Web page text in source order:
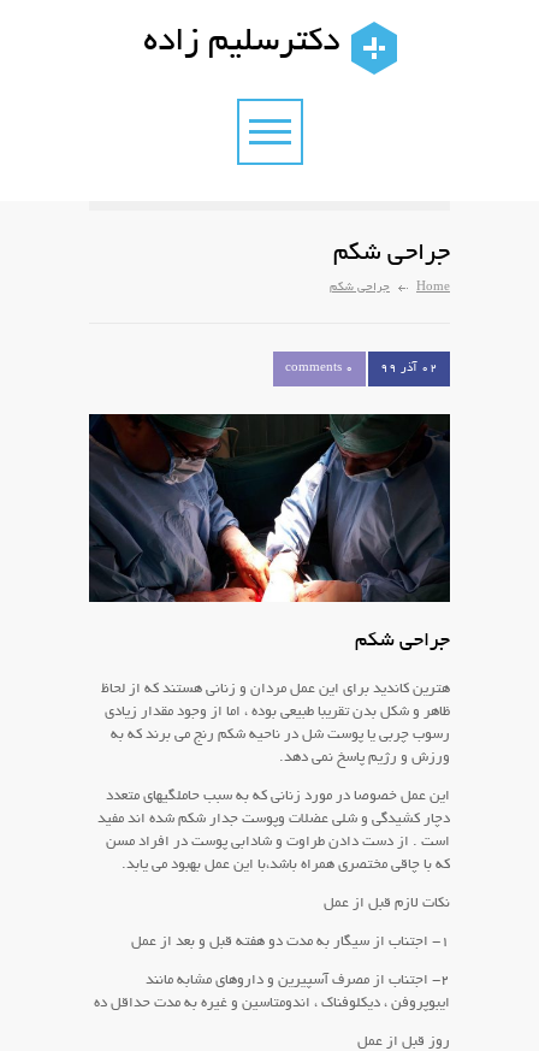
دکترسلیم زاده
جراحی شکم
Home جراحی شکم
۰۲ آذر ۹۹ 0 comments
جراحی شکم
هترین کاندید برای این عمل مردان و زنانی هستند که از لحاظ
ظاهر و شکل بدن تقریبا طبیعی بوده ، اما از وجود مقدار زیادی
رسوب چربی یا پوست شل در ناحیه شکم رنج می برند که به
ورزش و رژیم پاسخ نمی دهد.
این عمل خصوصا در مورد زنانی که به سبب حاملگیهای متعدد
دچار کشیدگی و شلی عضلات وپوست جدار شکم شده اند مفید
است . از دست دادن طراوت و شادابی پوست در افراد مسن
که با چاقی مختصری همراه باشد،با این عمل بهبود می یابد.
نکات لازم قبل از عمل
۱- اجتناب از سیگار به مدت دو هفته قبل و بعد از عمل
۲- اجتناب از مصرف آسپیرین و داروهای مشابه مانند
ایبوپروفن ، دیکلوفناک ، اندومتاسین و غیره به مدت حداقل ده
روز قبل از عمل